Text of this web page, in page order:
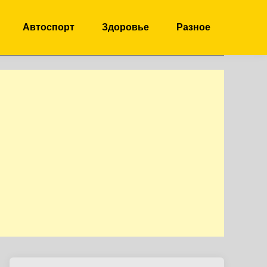
Автоспорт Здоровье Разное